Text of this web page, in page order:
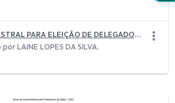
FORMULÁRIO CADASTRAL PARA ELEIÇÃO DE DELEGADOS.docx
LAINE LOPES DA SILVA.